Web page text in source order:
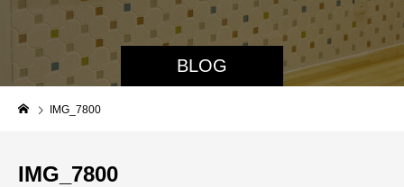
BLOG
IMG_7800
IMG_7800